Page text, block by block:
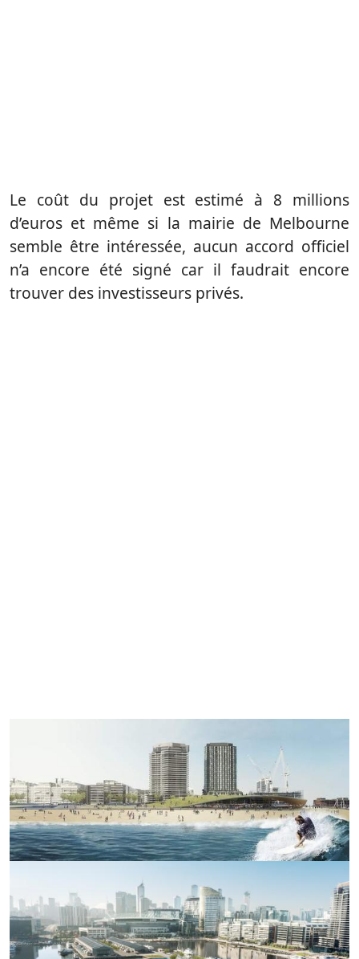
Le coût du projet est estimé à 8 millions
d’euros et même si la mairie de Melbourne
semble être intéressée, aucun accord officiel
n’a encore été signé car il faudrait encore
trouver des investisseurs privés.